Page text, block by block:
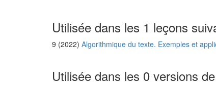
Utilisée dans les 1 leçons
9 (2022) Algorithmique du texte. Exemples et
Utilisée dans les 0 versions